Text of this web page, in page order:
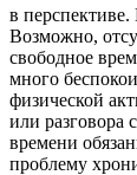
в
Возможно,
свободное
много
физической
или разговора
времени
проблему